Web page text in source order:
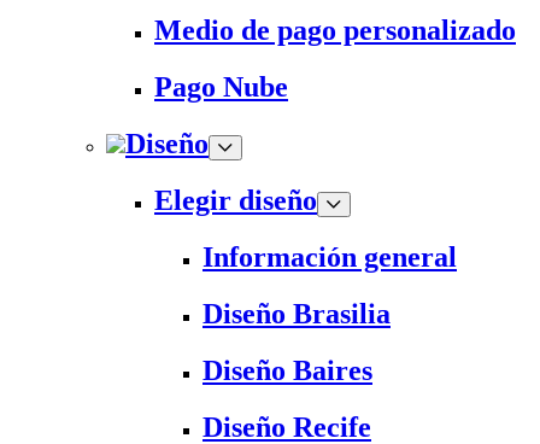
Medio de pago personalizado
Pago Nube
Diseño
Elegir diseño
Información general
Diseño Brasilia
Diseño Baires
Diseño Recife